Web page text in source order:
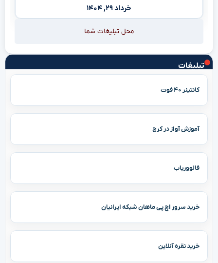
تبلیغات
کانتینر ۴۰ فوت
آموزش آواز در کرج
فالووریاب
خرید سرور اچ پی ماهان شبکه ایرانیان
خرید نقره آنلاین
خرداد ۲۹, ۱۴۰۴
محل تبلیغات شما